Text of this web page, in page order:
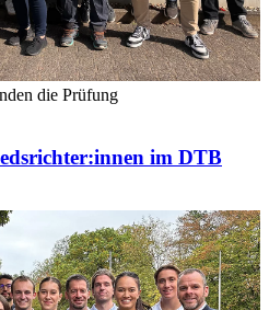
die Prüfung
im DTB